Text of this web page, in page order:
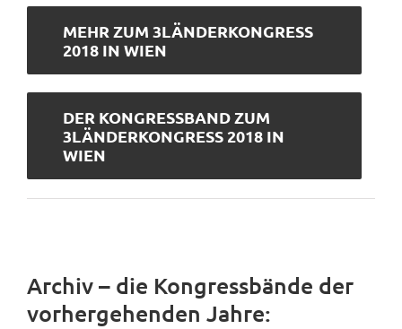
MEHR ZUM 3LÄNDERKONGRESS
2018 IN WIEN
DER KONGRESSBAND ZUM
3LÄNDERKONGRESS 2018 IN
WIEN
Archiv – die Kongressbände der
vorhergehenden Jahre: